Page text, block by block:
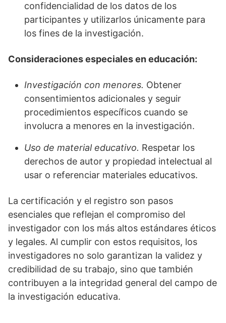
confidencialidad de los datos de los
participantes y utilizarlos únicamente para
los fines de la investigación.
Consideraciones especiales en educación:
Investigación con menores. Obtener
consentimientos adicionales y seguir
procedimientos específicos cuando se
involucra a menores en la investigación.
Uso de material educativo. Respetar los
derechos de autor y propiedad intelectual al
usar o referenciar materiales educativos.
La certificación y el registro son pasos
esenciales que reflejan el compromiso del
investigador con los más altos estándares éticos
y legales. Al cumplir con estos requisitos, los
investigadores no solo garantizan la validez y
credibilidad de su trabajo, sino que también
contribuyen a la integridad general del campo de
la investigación educativa.